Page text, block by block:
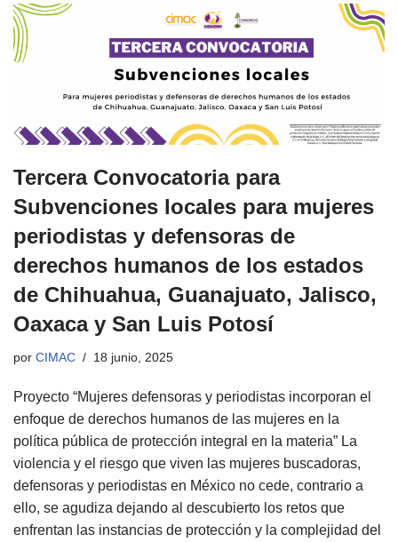
Tercera Convocatoria para
Subvenciones locales para mujeres
periodistas y defensoras de
derechos humanos de los estados
de Chihuahua, Guanajuato, Jalisco,
Oaxaca y San Luis Potosí
por CIMAC 18 junio, 2025
Proyecto “Mujeres defensoras y periodistas incorporan el
enfoque de derechos humanos de las mujeres en la
política pública de protección integral en la materia” La
violencia y el riesgo que viven las mujeres buscadoras,
defensoras y periodistas en México no cede, contrario a
ello, se agudiza dejando al descubierto los retos que
enfrentan las instancias de protección y la complejidad del